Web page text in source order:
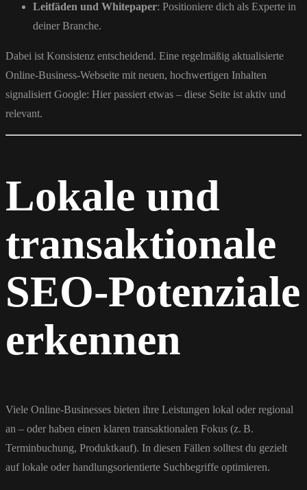
Leitfäden und Whitepaper: Positioniere dich als Experte in
deiner Branche.
Dabei ist Konsistenz entscheidend. Eine regelmäßig aktualisierte
Online-Business-Webseite mit neuen, hochwertigen Inhalten
signalisiert Google: Hier passiert etwas – diese Seite ist aktiv und
relevant.
Lokale und
transaktionale
SEO-Potenziale
erkennen
Viele Online-Businesses bieten ihre Leistungen lokal oder regional
an – oder haben einen klaren transaktionalen Fokus (z. B.
Terminbuchung, Produktkauf). In diesen Fällen solltest du gezielt
auf lokale oder handlungsorientierte Suchbegriffe optimieren.